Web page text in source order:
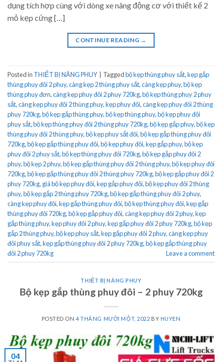
dụng tích hợp cùng với dòng xe nâng động cơ với thiết kế 2
mỏ kẹp cứng […]
CONTINUE READING →
Posted in THIẾT BỊ NÂNG PHUY Taggedbộ kẹp thùng phuy sắt,kẹp gắp
thùng phuy đôi 2 phuy,càng kẹp 2 thùng phuy sắt,càng kẹp phuy,bộ kẹp
thùng phuy đơn,càng kẹp phuy đôi 2 phuy 720kg,bộ kẹp thùng phuy 2 phuy
sắt,càng kẹp phuy đôi 2 thùng phuy,kẹp phuy đôi,càng kẹp phuy đôi 2 thùng
phuy 720kg,bộ kẹp gắp thùng phuy,bộ kẹp thùng phuy,bộ kẹp phuy đôi
phuy sắt,bộ kẹp thùng phuy đôi 2 thùng phuy 720kg,bộ kẹp gắp phuy,bộ kẹp
thùng phuy đôi 2 thùng phuy,bộ kẹp phuy sắt đôi,bộ kẹp gắp thùng phuy đôi
720kg,bộ kẹp gắp thùng phuy đôi,bộ kẹp phuy đôi,kẹp gắp phuy,bộ kẹp
phuy đôi 2 phuy sắt,bộ kẹp thùng phuy đôi 720kg,bộ kẹp gắp phuy đôi 2
phuy,bộ kẹp 2 phuy,bộ kẹp gắp thùng phuy đôi 2 thùng phuy,bộ kẹp phuy đôi
720kg,bộ kẹp gắp thùng phuy đôi 2 thùng phuy 720kg,bộ kẹp gắp phuy đôi 2
phuy 720kg, giá bộ kẹp phuy đôi,kẹp gắp phuy đôi,bộ kẹp phuy đôi 2 thùng
phuy,bộ kẹp gắp 2 thùng phuy 720kg,bộ kẹp gắp thùng phuy đôi 2 phuy,
càng kẹp phuy đôi,kẹp gắp thùng phuy đôi,bộ kẹp thùng phuy đôi,kẹp gắp
thùng phuy đôi 720kg,bộ kẹp gắp phuy đôi,càng kẹp phuy đôi 2 phuy,kẹp
gắp thùng phuy,kẹp phuy đôi 2 phuy,kẹp gắp phuy đôi 2 phuy 720kg,bộ kẹp
gắp 2 thùng phuy,bộ kẹp phuy sắt,kẹp gắp phuy đôi 2 phuy,càng kẹp phuy
đôi phuy sắt,kẹp gắp thùng phuy đôi 2 phuy 720kg,bộ kẹp gắp thùng phuy
đôi 2 phuy 720kg
Leave a comment
THIẾT BỊ NÂNG PHUY
Bộ kẹp gắp thùng phuy đôi – 2 phuy 720kg
POSTED ON4 THÁNG MƯỜI MỘT, 2022 BY HUYEN
04